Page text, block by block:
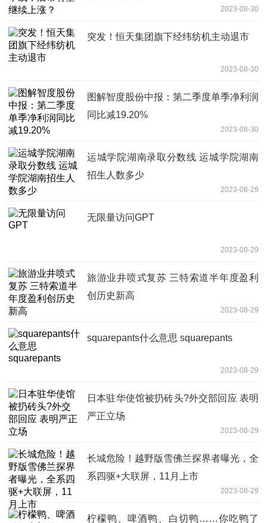
2023-08-30
突发！恒天集团旗下经纬纺机主动退市
2023-08-30
图解智度股份中报：第二季度单季净利润
同比减19.20%
2023-08-30
运城学院湖南录取分数线 运城学院湖南
招生人数多少
2023-08-29
无限量访问GPT
2023-08-29
旅游业井喷式复苏 三特索道半年度盈利
创历史新高
2023-08-29
squarepants什么意思 squarepants
2023-08-29
日本驻华使馆被扔砖头?外交部回应 表明
严正立场
2023-08-29
长城危险！越野版雪佛兰探界者曝光，全
系四驱+大联屏，11月上市
2023-08-29
柠檬鸭、啤酒鸭、白切鸭……你吃鸭了